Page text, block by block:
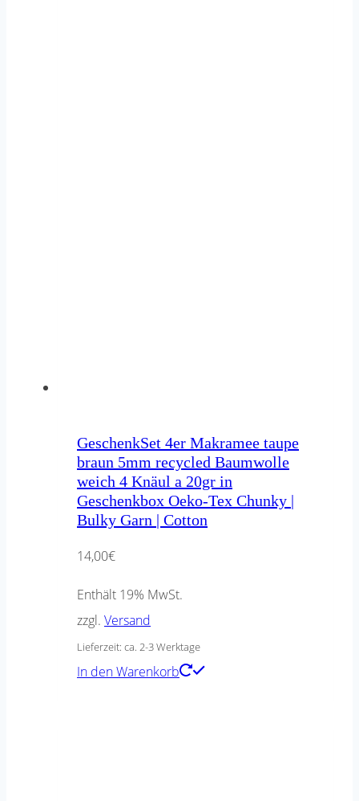
GeschenkSet 4er Makramee taupe
braun 5mm recycled Baumwolle
weich 4 Knäul a 20gr in
Geschenkbox Oeko-Tex Chunky |
Bulky Garn | Cotton
14,00€
Enthält 19% MwSt.
zzgl. Versand
Lieferzeit: ca. 2-3 Werktage
In den Warenkorb